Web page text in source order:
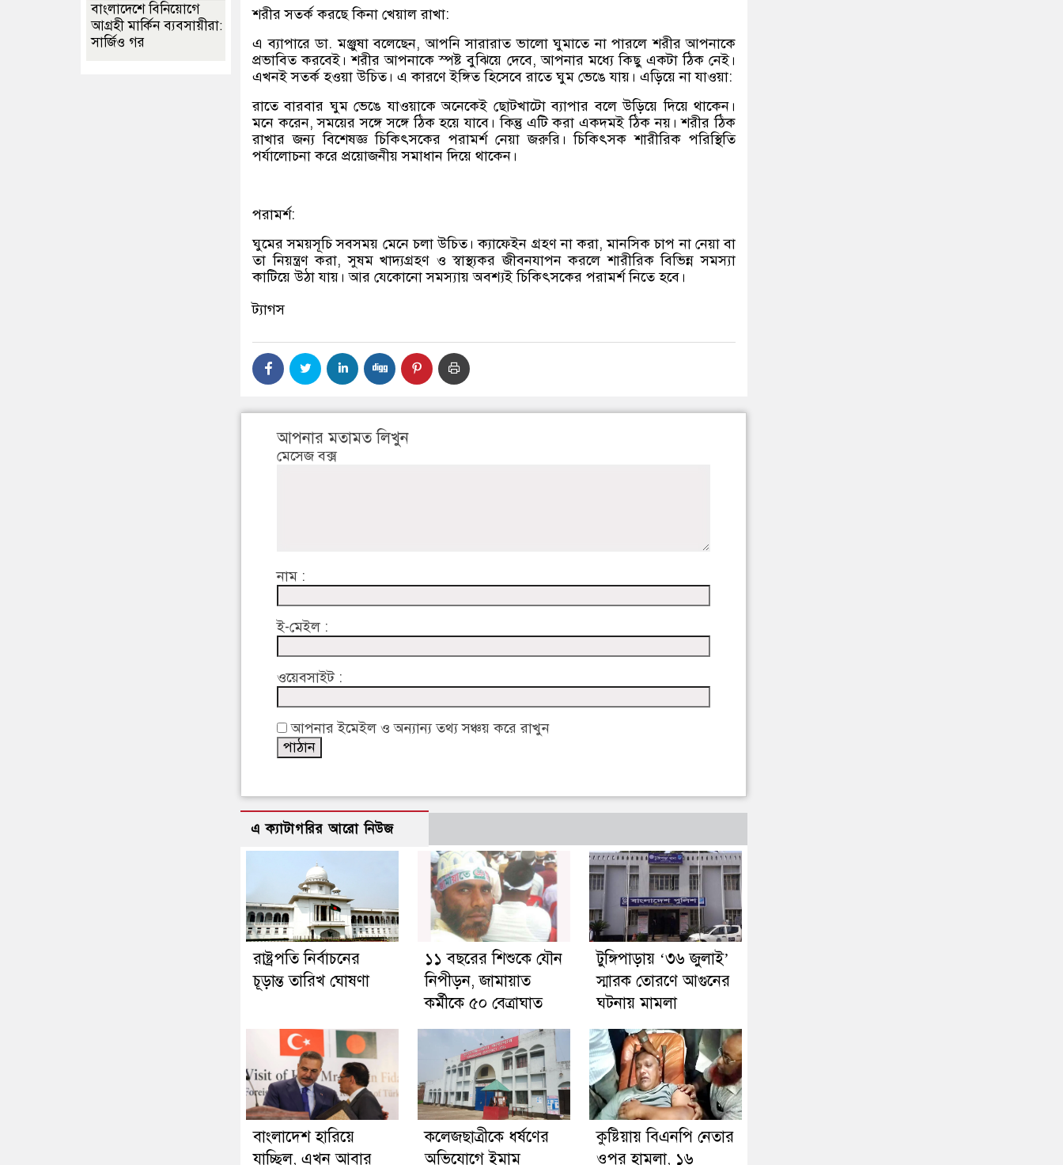
শরীর সতর্ক করছে কিনা খেয়াল রাখা:
এ ব্যাপারে ডা. মঞ্জুষা বলেছেন, আপনি সারারাত ভালো ঘুমাতে না পারলে শরীর আপনাকে
প্রভাবিত করবেই। শরীর আপনাকে স্পষ্ট বুঝিয়ে দেবে, আপনার মধ্যে কিছু একটা ঠিক নেই।
এখনই সতর্ক হওয়া উচিত। এ কারণে ইঙ্গিত হিসেবে রাতে ঘুম ভেঙে যায়। এড়িয়ে না যাওয়া:
রাতে বারবার ঘুম ভেঙে যাওয়াকে অনেকেই ছোটখাটো ব্যাপার বলে উড়িয়ে দিয়ে থাকেন।
মনে করেন, সময়ের সঙ্গে সঙ্গে ঠিক হয়ে যাবে। কিন্তু এটি করা একদমই ঠিক নয়। শরীর ঠিক
রাখার জন্য বিশেষজ্ঞ চিকিৎসকের পরামর্শ নেয়া জরুরি। চিকিৎসক শারীরিক পরিস্থিতি
পর্যালোচনা করে প্রয়োজনীয় সমাধান দিয়ে থাকেন।
পরামর্শ:
ঘুমের সময়সূচি সবসময় মেনে চলা উচিত। ক্যাফেইন গ্রহণ না করা, মানসিক চাপ না নেয়া বা
তা নিয়ন্ত্রণ করা, সুষম খাদ্যগ্রহণ ও স্বাস্থ্যকর জীবনযাপন করলে শারীরিক বিভিন্ন সমস্যা
কাটিয়ে উঠা যায়। আর যেকোনো সমস্যায় অবশ্যই চিকিৎসকের পরামর্শ নিতে হবে।
ট্যাগস
আপনার মতামত লিখুন
মেসেজ বক্স
নাম :
ই-মেইল :
ওয়েবসাইট :
আপনার ইমেইল ও অন্যান্য তথ্য সঞ্চয় করে রাখুন
এ ক্যাটাগরির আরো নিউজ
রাষ্ট্রপতি নির্বাচনের
চূড়ান্ত তারিখ ঘোষণা
১১ বছরের শিশুকে যৌন
নিপীড়ন, জামায়াত
কর্মীকে ৫০ বেত্রাঘাত
টুঙ্গিপাড়ায় ‘৩৬ জুলাই’
স্মারক তোরণে আগুনের
ঘটনায় মামলা
বাংলাদেশ হারিয়ে
যাচ্ছিল, এখন আবার
কলেজছাত্রীকে ধর্ষণের
অভিযোগে ইমাম
কুষ্টিয়ায় বিএনপি নেতার
ওপর হামলা, ১৬
বাংলাদেশে বিনিয়োগে
আগ্রহী মার্কিন ব্যবসায়ীরা:
সার্জিও গর